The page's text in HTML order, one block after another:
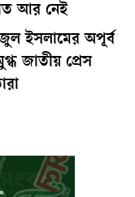
আর নেই
ইসলামের অপূর্ব
জাতীয় প্রেস